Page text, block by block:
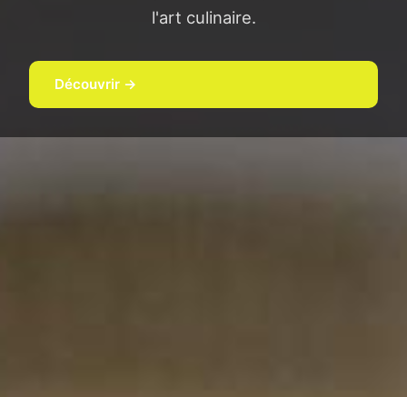
l'art culinaire.
Découvrir →